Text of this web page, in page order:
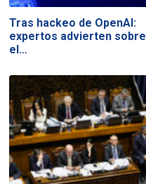
Tras hackeo de OpenAI:
expertos advierten sobre
el…